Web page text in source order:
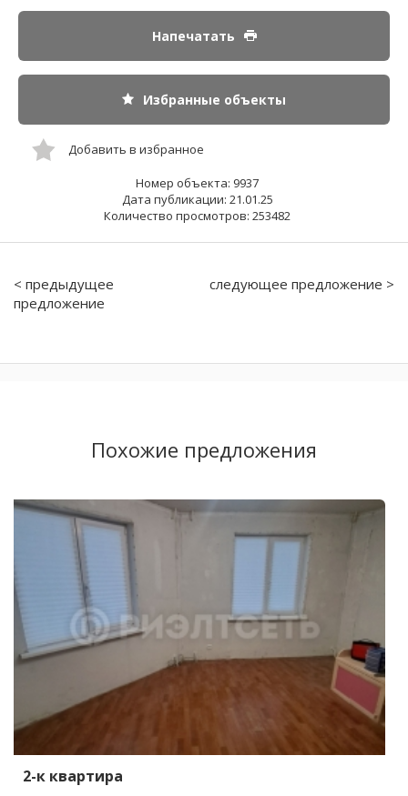
Напечатать
Избранные объекты
Добавить в избранное
Номер объекта: 9937
Дата публикации: 21.01.25
Количество просмотров: 253482
< предыдущее
предложение
следующее предложение >
Похожие предложения
2-к квартира